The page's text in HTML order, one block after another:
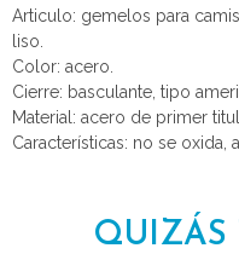
Articulo: gemelos para
liso.
Color: acero.
Cierre: basculante, tipo
Material: acero de primer
Características: no se oxida,
QUIZÁS